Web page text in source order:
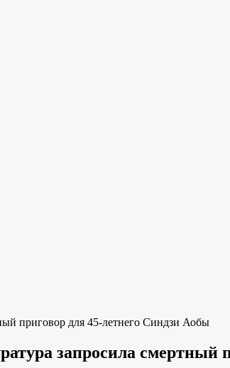
приговор для 45-летнего Синдзи Аобы
запросила смертный